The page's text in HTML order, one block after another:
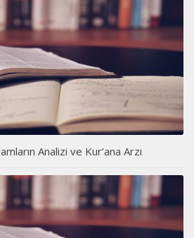
Analizi ve Kur’ana Arzı